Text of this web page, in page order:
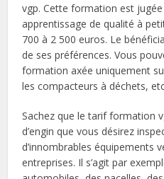
vgp. Cette formation est
apprentissage de qualité à
700 à 2 500 euros. Le
de ses préférences. Vous
formation axée uniquement
les compacteurs à déchets,
Sachez que le tarif formation
d’engin que vous désirez
d’innombrables équipements
entreprises. Il s’agit par